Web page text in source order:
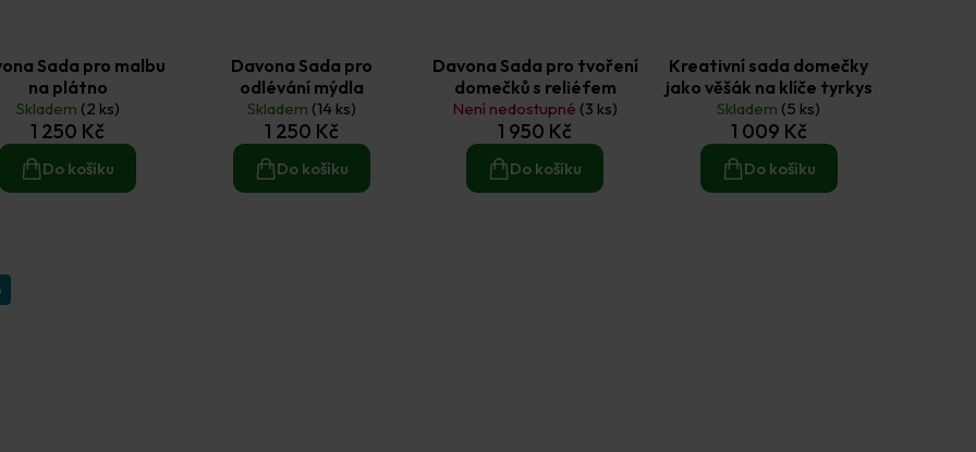
Sada pro malbu
na plátno
Skladem (2 ks)
1 250 Kč
Do košíku
Davona Sada pro
odlévání mýdla
Skladem (14 ks)
1 250 Kč
Do košíku
Davona Sada pro tvoření
domečků s reliéfem
Není nedostupné (3 ks)
1 950 Kč
Do košíku
Kreativní sada domečky
jako věšák na klíče tyrkys
Skladem (5 ks)
1 009 Kč
Do košíku